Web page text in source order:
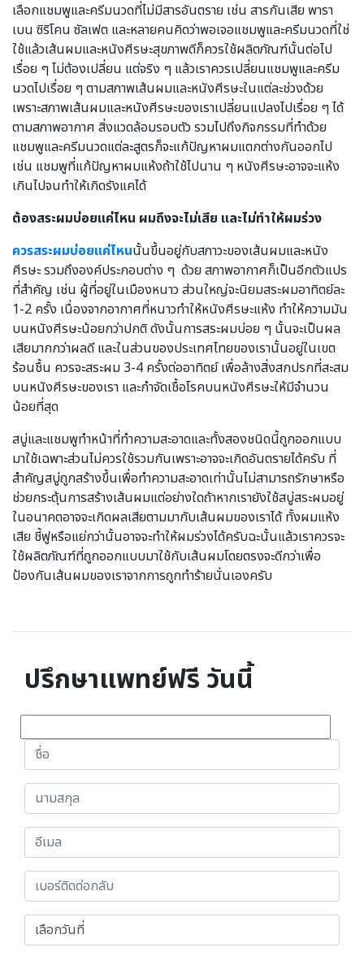
เลือกแชมพูและครีมนวดที่ไม่มีสารอันตราย เช่น สารกันเสีย พารา
เบน ซิริโคน ซัลเฟต และหลายคนคิดว่าพอเจอแชมพูและครีมนวดที่ใช่
ใช้แล้วเส้นผมและหนังศีรษะสุขภาพดีก็ควรใช้ผลิตภัณฑ์นั้นต่อไป
เรื่อย ๆ ไม่ต้องเปลี่ยน แต่จริง ๆ แล้วเราควรเปลี่ยนแชมพูและครีม
นวดไปเรื่อย ๆ ตามสภาพเส้นผมและหนังศีรษะในแต่ละช่วงด้วย
เพราะสภาพเส้นผมและหนังศีรษะของเราเปลี่ยนแปลงไปเรื่อย ๆ ได้
ตามสภาพอากาศ สิ่งแวดล้อมรอบตัว รวมไปถึงกิจกรรมที่ทำด้วย
แชมพูและครีมนวดแต่ละสูตรก็จะแก้ปัญหาผมแตกต่างกันออกไป
เช่น แชมพูที่แก้ปัญหาผมแห้งถ้าใช้ไปนาน ๆ หนังศีรษะอาจจะแห้ง
เกินไปจนทำให้เกิดรังแคได้
ต้องสระผมบ่อยแค่ไหน ผมถึงจะไม่เสีย และไม่ทำให้ผมร่วง
ควรสระผมบ่อยแค่ไหนนั้นขึ้นอยู่กับสภาวะของเส้นผมและหนัง
ศีรษะ รวมถึงองค์ประกอบต่าง ๆ ด้วย สภาพอากาศก็เป็นอีกตัวแปร
ที่สำคัญ เช่น ผู้ที่อยู่ในเมืองหนาว ส่วนใหญ่จะนิยมสระผมอาทิตย์ละ
1-2 ครั้ง เนื่องจากอากาศที่หนาวทำให้หนังศีรษะแห้ง ทำให้ความมัน
บนหนังศีรษะน้อยกว่าปกติ ดังนั้นการสระผมบ่อย ๆ นั้นจะเป็นผล
เสียมากกว่าผลดี และในส่วนของประเทศไทยของเรานั้นอยู่ในเขต
ร้อนชื้น ควรจะสระผม 3-4 ครั้งต่ออาทิตย์ เพื่อล้างสิ่งสกปรกที่สะสม
บนหนังศีรษะของเรา และกำจัดเชื้อโรคบนหนังศีรษะให้มีจำนวน
น้อยที่สุด
สบู่และแชมพูทำหน้าที่ทำความสะอาดและทั้งสองชนิดนี้ถูกออกแบบ
มาใช้เฉพาะส่วนไม่ควรใช้รวมกันเพราะอาจจะเกิดอันตรายได้ครับ ที่
สำคัญสบู่ถูกสร้างขึ้นเพื่อทำความสะอาดเท่านั้นไม่สามารถรักษาหรือ
ช่วยกระตุ้นการสร้างเส้นผมแต่อย่างใดถ้าหากเรายังใช้สบู่สระผมอยู่
ในอนาคตอาจจะเกิดผลเสียตามมากับเส้นผมของเราได้ ทั้งผมแห้ง
เสีย ชี้ฟูหรือแย่กว่านั้นอาจจะทำให้ผมร่วงได้ครับฉะนั้นแล้วเราควรจะ
ใช้ผลิตภัณฑ์ที่ถูกออกแบบมาใช้กับเส้นผมโดยตรงจะดีกว่าเพื่อ
ป้องกันเส้นผมของเราจากการถูกทำร้ายนั่นเองครับ
ปรึกษาแพทย์ฟรี วันนี้